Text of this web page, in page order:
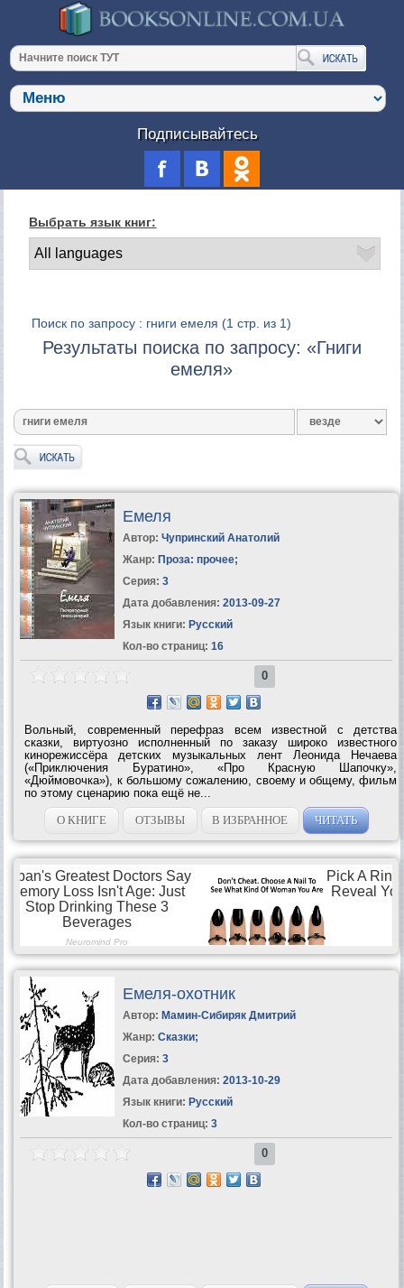
Подписывайтесь
Выбрать язык книг:
Поиск по запросу : гниги емеля (1 стр. из 1)
Результаты поиска по запросу: «Гниги
емеля»
Емеля
Автор: Чупринский Анатолий
Жанр: Проза: прочее;
Серия: 3
Дата добавления: 2013-09-27
Язык книги: Русский
Кол-во страниц: 16
0
Вольный, современный перефраз всем известной с детства
сказки, виртуозно исполненный по заказу широко известного
кинорежиссёра детских музыкальных лент Леонида Нечаева
(«Приключения Буратино», «Про Красную Шапочку»,
«Дюймовочка»), к большому сожалению, своему и общему, фильм
по этому сценарию пока ещё не...
О КНИГЕ
ОТЗЫВЫ В ИЗБРАННОЕ ЧИТАТЬ
Емеля-охотник
Автор: Мамин-Сибиряк Дмитрий
Жанр: Сказки;
Серия: 3
Дата добавления: 2013-10-29
Язык книги: Русский
Кол-во страниц: 3
0